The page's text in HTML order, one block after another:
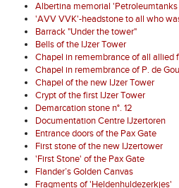
Albertina memorial 'Petroleumtanks
'AVV VVK'-headstone to all who
Barrack "Under the tower"
Bells of the IJzer Tower
Chapel in remembrance of all allied
Chapel in remembrance of P. de
Chapel of the new IJzer Tower
Crypt of the first IJzer Tower
Demarcation stone n°. 12
Documentation Centre IJzertoren
Entrance doors of the Pax Gate
First stone of the new IJzertower
'First Stone' of the Pax Gate
Flander’s Golden Canvas
Fragments of 'Heldenhuldezerkjes'